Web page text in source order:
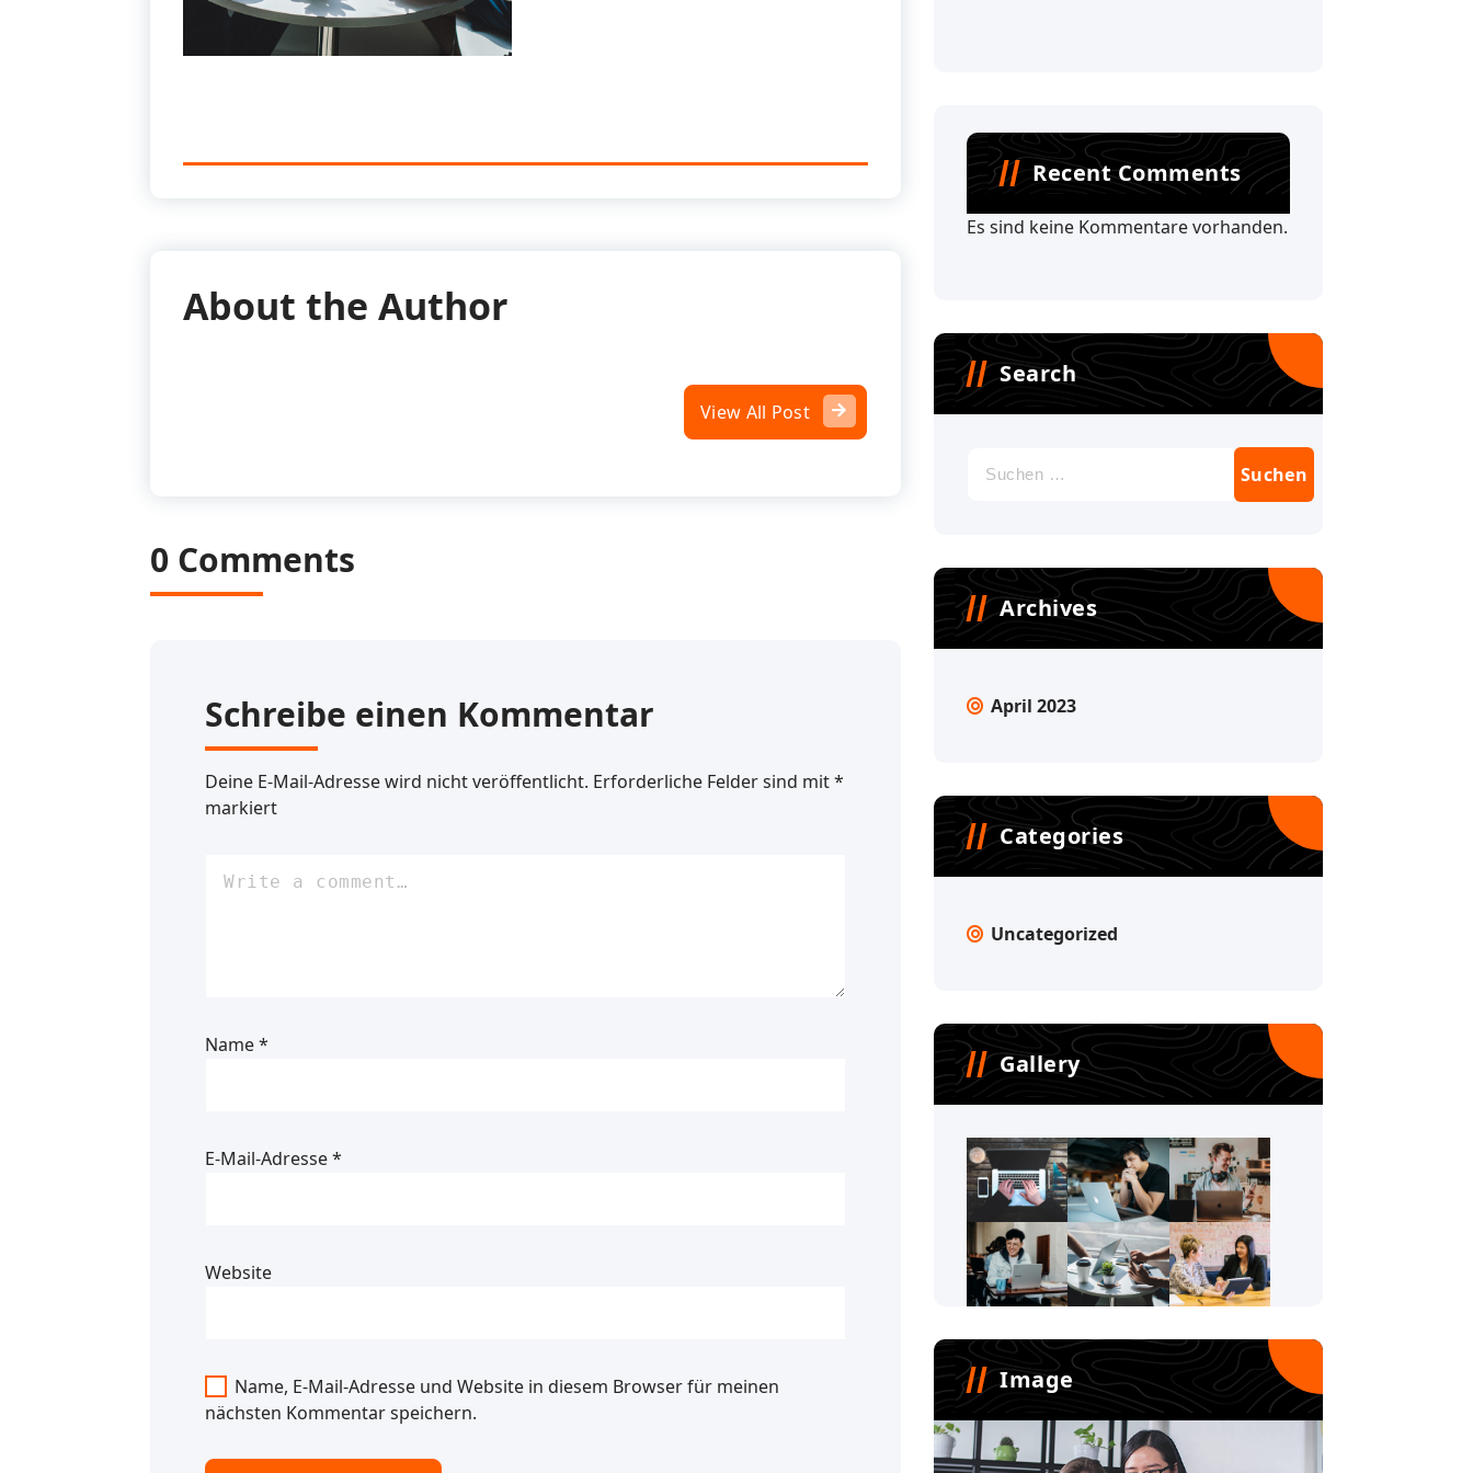
About the Author
View All Post
0 Comments
Schreibe einen Kommentar
Deine E-Mail-Adresse wird nicht veröffentlicht. Erforderliche Felder sind mit*
markiert
Name*
E-Mail-Adresse*
Website
Name, E-Mail-Adresse und Website in diesem Browser für meinen
nächsten Kommentar speichern.
Recent Comments
Es sind keine Kommentare vorhanden.
Search
nach:
Archives
April 2023
Categories
Uncategorized
Gallery
Image